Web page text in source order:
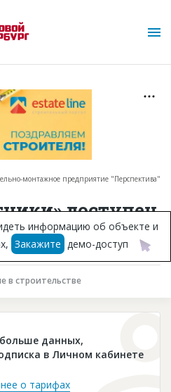
монтажное предприятие "Перспектива"
доступен
в строительстве
данных,
в Личном кабинете
о тарифах
информацию об объекте и
Закажите демо-доступ